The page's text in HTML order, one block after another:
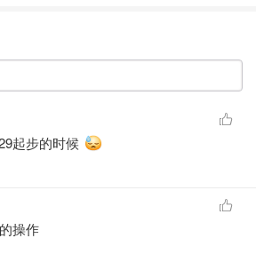
玩需要一定时间上手，但是只要会玩
！超高自由度，你做的每一次选择
响，并且每个分支都不是唯一解，每
。
起步的时候
的操作